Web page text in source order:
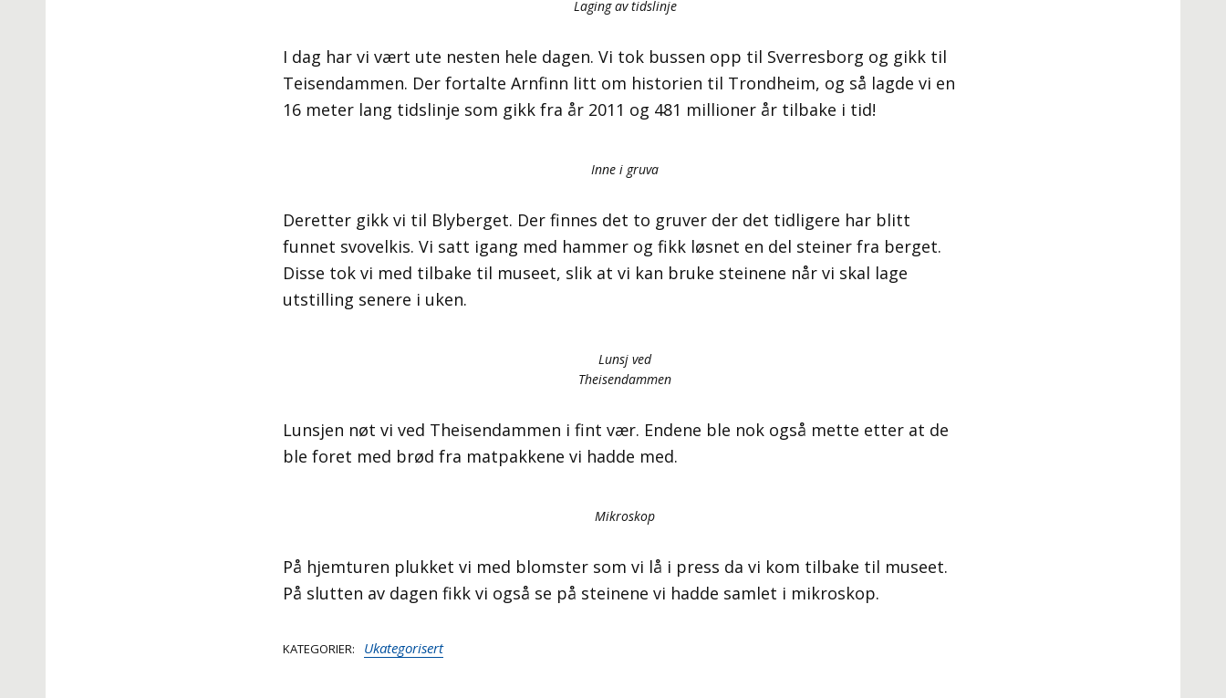
Laging av tidslinje
I dag har vi vært ute nesten hele dagen. Vi tok bussen opp til Sverresborg og gikk til
Teisendammen. Der fortalte Arnfinn litt om historien til Trondheim, og så lagde vi en
16 meter lang tidslinje som gikk fra år 2011 og 481 millioner år tilbake i tid!
Inne i gruva
Deretter gikk vi til Blyberget. Der finnes det to gruver der det tidligere har blitt
funnet svovelkis. Vi satt igang med hammer og fikk løsnet en del steiner fra berget.
Disse tok vi med tilbake til museet, slik at vi kan bruke steinene når vi skal lage
utstilling senere i uken.
Lunsj ved
Theisendammen
Lunsjen nøt vi ved Theisendammen i fint vær. Endene ble nok også mette etter at de
ble foret med brød fra matpakkene vi hadde med.
Mikroskop
På hjemturen plukket vi med blomster som vi lå i press da vi kom tilbake til museet.
På slutten av dagen fikk vi også se på steinene vi hadde samlet i mikroskop.
KATEGORIER Ukategorisert